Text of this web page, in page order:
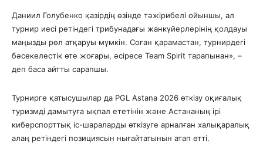
Даниил Голубенко қазірдің өзінде тәжірибелі ойыншы, ал
турнир иесі ретіндегі трибунадағы жанкүйерлерінің қолдауы
маңызды рөл атқаруы мүмкін. Соған қарамастан, турнирдегі
бәсекелестік өте жоғары, әсіресе Team Spirit тарапынан», –
деп баса айтты сарапшы.
Турнирге қатысушылар да PGL Astana 2026 өткізу оқиғалық
туризмді дамытуға ықпал ететінін және Астананың ірі
киберспорттық іс-шараларды өткізуге арналған халықаралық
алаң ретіндегі позициясын нығайтатынын атап өтті.